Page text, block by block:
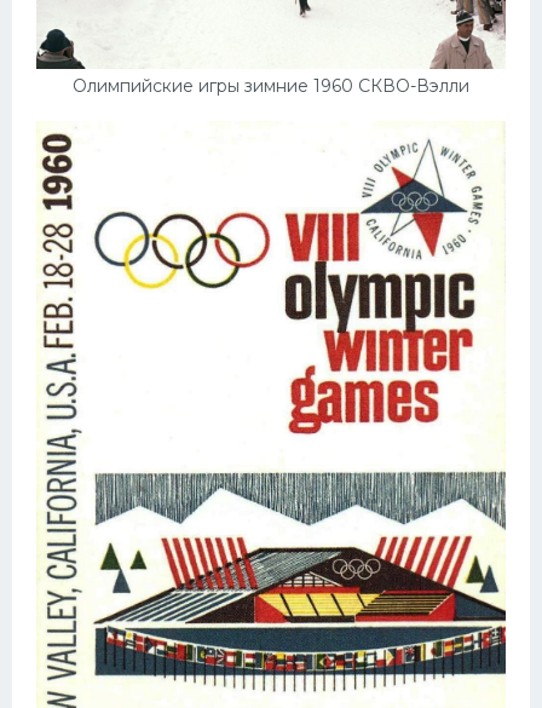
Олимпийские игры зимние 1960 СКВО-Вэлли